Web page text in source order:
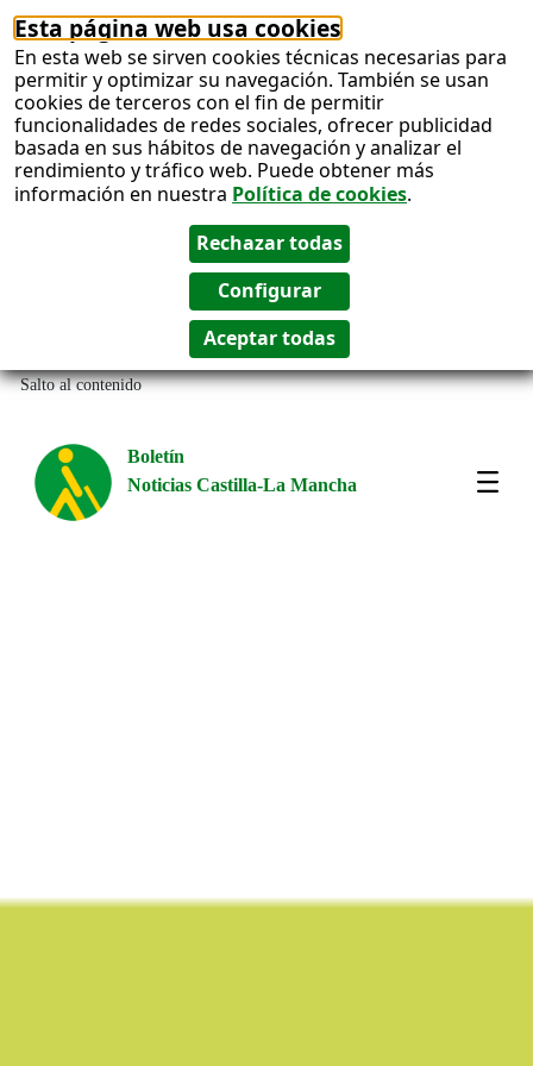
Esta página web usa cookies
En esta web se sirven cookies técnicas necesarias para
permitir y optimizar su navegación. También se usan
cookies de terceros con el fin de permitir
funcionalidades de redes sociales, ofrecer publicidad
basada en sus hábitos de navegación y analizar el
rendimiento y tráfico web. Puede obtener más
información en nuestra Política de cookies.
Salto al contenido
Boletín
Noticias Castilla-La Mancha